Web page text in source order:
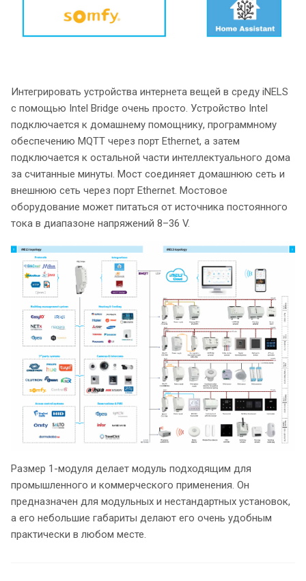
Интегрировать устройства интернета вещей в среду iNELS
с помощью Intel Bridge очень просто. Устройство Intel
подключается к домашнему помощнику, программному
обеспечению MQTT через порт Ethernet, а затем
подключается к остальной части интеллектуального дома
за считанные минуты. Мост соединяет домашнюю сеть и
внешнюю сеть через порт Ethernet. Мостовое
оборудование может питаться от источника постоянного
тока в диапазоне напряжений 8–36 V.
Размер 1-модуля делает модуль подходящим для
промышленного и коммерческого применения. Он
предназначен для модульных и нестандартных установок,
а его небольшие габариты делают его очень удобным
практически в любом месте.